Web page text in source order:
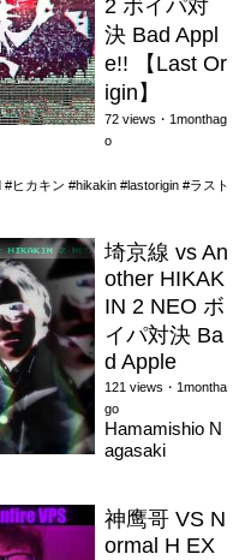
2 ボイパ対
決 Bad Appl
e!! 【Last Or
igin】
72 views・1monthag
o
ヒカキン #hikakin #lastorigin #ラスト
埼京線 vs An
other HIKAK
IN 2 NEO ボ
イパ対決 Ba
d Apple
121 views・1montha
go
Hamamishio N
agasaki
神鹰哥 VS N
ormal H EX